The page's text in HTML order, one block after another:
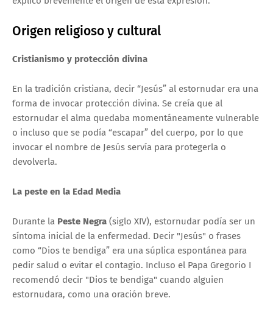
Origen religioso y cultural
Cristianismo y protección divina
En la tradición cristiana, decir “Jesús” al estornudar era una
forma de invocar protección divina. Se creía que al
estornudar el alma quedaba momentáneamente vulnerable
o incluso que se podía “escapar” del cuerpo, por lo que
invocar el nombre de Jesús servía para protegerla o
devolverla.
La peste en la Edad Media
Durante la Peste Negra (siglo XIV), estornudar podía ser un
síntoma inicial de la enfermedad. Decir "Jesús" o frases
como “Dios te bendiga” era una súplica espontánea para
pedir salud o evitar el contagio. Incluso el Papa Gregorio I
recomendó decir "Dios te bendiga" cuando alguien
estornudara, como una oración breve.